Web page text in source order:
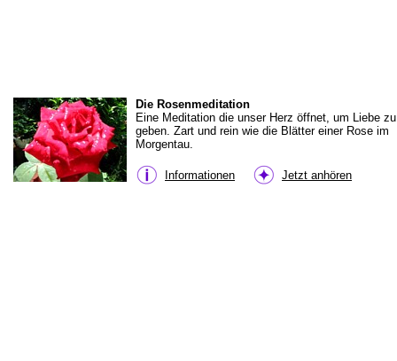
Die Rosenmeditation
Eine Meditation die unser Herz öffnet, um Liebe zu
geben. Zart und rein wie die Blätter einer Rose im
Morgentau.
Informationen Jetzt anhören